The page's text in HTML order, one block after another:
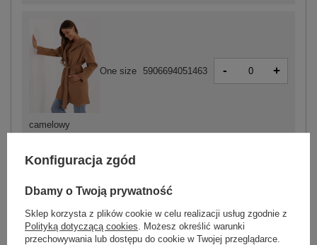
camelowy
One size 5906694051463 - +
Konfiguracja zgód
Dbamy o Twoją prywatność
Sklep korzysta z plików cookie w celu realizacji usług zgodnie z
Polityką dotyczącą cookies . Możesz określić warunki
przechowywania lub dostępu do cookie w Twojej przeglądarce.